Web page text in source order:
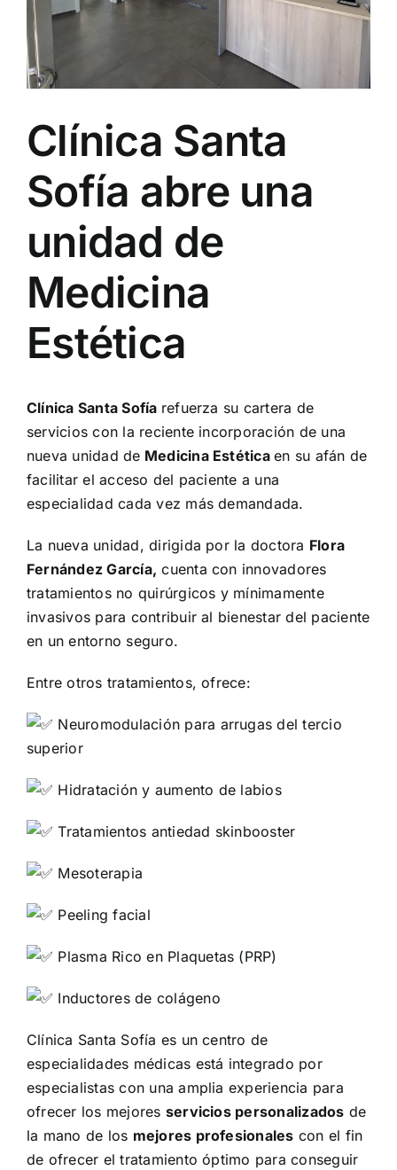
Clínica Santa
Sofía abre una
unidad de
Medicina
Estética
Clínica Santa Sofía refuerza su cartera de
servicios con la reciente incorporación de una
nueva unidad de Medicina Estéticaen su afán de
facilitar el acceso del paciente a una
especialidad cada vez más demandada.
La nueva unidad, dirigida por la doctora Flora
Fernández García, cuenta con innovadores
tratamientos no quirúrgicos y mínimamente
invasivos para contribuir al bienestar del paciente
en un entorno seguro.
Entre otros tratamientos, ofrece:
Neuromodulación para arrugas del tercio
superior
Hidratación y aumento de labios
Tratamientos antiedad skinbooster
Mesoterapia
Peeling facial
Plasma Rico en Plaquetas (PRP)
Inductores de colágeno
Clínica Santa Sofía es un centro de
especialidades médicas está integrado por
especialistas con una amplia experiencia para
ofrecer los mejores servicios personalizados de
la mano de los mejores profesionales con el fin
de ofrecer el tratamiento óptimo para conseguir